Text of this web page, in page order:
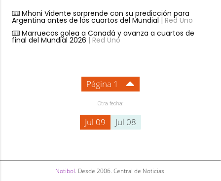
Mhoni Vidente sorprende con su predicción para
Argentina antes de los cuartos del Mundial | Red Uno
Marruecos golea a Canadá y avanza a cuartos de
final del Mundial 2026 | Red Uno
Página 1
Otra fecha:
Jul 09 Jul 08
Notibol. Desde 2006. Central de Noticias.